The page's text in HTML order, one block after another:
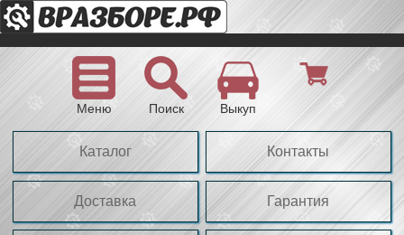
Меню Поиск Выкуп
Каталог Контакты
Доставка Гарантия